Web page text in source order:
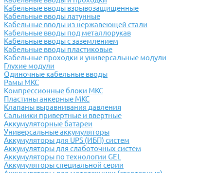
Кабельные вводы взрывозащищенные
Кабельные вводы латунные
Кабельные вводы из нержавеющей стали
Кабельные вводы под металлорукав
Кабельные вводы с заземлением
Кабельные вводы пластиковые
Кабельные проходки и универсальные модули
Глухие модули
Одиночные кабельные вводы
Рамы МКС
Компрессионные блоки МКС
Пластины анкерные МКС
Клапаны выравнивания давления
Сальники привертные и ввертные
Аккумуляторные батареи
Универсальные аккумуляторы
Аккумуляторы для UPS (ИБП) систем
Аккумуляторы для слаботочных систем
Аккумуляторы по технологии GEL
Аккумуляторы специальной серии